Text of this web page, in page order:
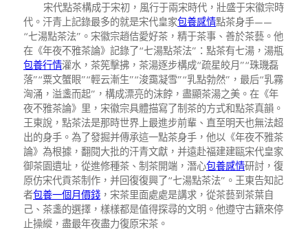
宋代點茶構成于宋初，風行于兩宋時代，壯盛于宋徽宗時
代。汗青上記錄最多的就是宋代皇家包養感情點茶身手——
“七湯點茶法”。宋徽宗趙佶愛好茶，精于茶事、善於茶藝。他
在《年夜不雅茶論》記錄了“七湯點茶法”：點茶有七湯，湯瓶
包養行情灌水，茶筅擊拂，茶湯逐步構成“疏星皎月”“珠璣磊
落”“粟文蟹眼”“輕云漸生”“浚靄凝雪”“乳點勃然”，最后“乳霧
洶涌，溢盞而起”，構成漂亮的沫餑，盡顯茶湯之美。在《年
夜不雅茶論》里，宋徽宗具體描寫了制茶的方式和點茶真韻。
王東說，點茶法是那時世界上最進步前輩、直至明天也無法超
出的身手。為了發掘并傳承這一點茶身手，他以《年夜不雅茶
論》為根據，翻閱大批的汗青文獻，并遠赴福建建甌宋代皇家
御茶園遺址，從進修種茶、制茶開端，潛心包養感情研討，復
原仿宋代貢茶制作，并回復復興了“七湯點茶法”。王東告知記
者包養一個月價錢 ，宋茶里面處處是講求，從茶藝到茶葉自
己、茶盞的選擇，樣樣都是值得探尋的文明。他遵守古籍來停
止操縱，盡最年夜盡力復原宋茶。